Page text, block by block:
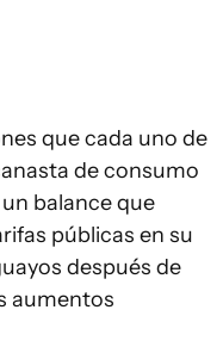
que cada uno de
de consumo
balance que
públicas en su
después de
aumentos